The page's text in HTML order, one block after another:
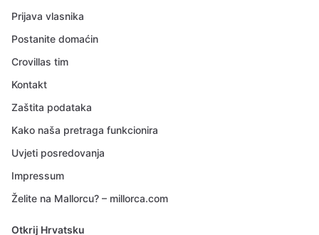
Prijava vlasnika
Postanite domaćin
Crovillas tim
Kontakt
Zaštita podataka
Kako naša pretraga funkcionira
Uvjeti posredovanja
Impressum
Želite na Mallorcu? – millorca.com
Otkrij Hrvatsku